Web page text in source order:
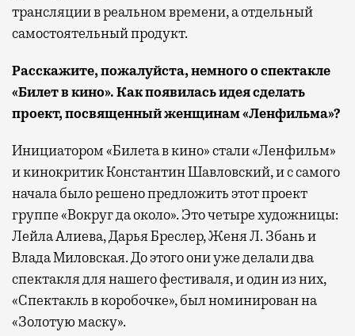
трансляции в реальном времени, а отдельный
самостоятельный продукт.
Расскажите, пожалуйста, немного о спектакле
«Билет в кино». Как появилась идея сделать
проект, посвященный женщинам «Ленфильма»?
Инициатором «Билета в кино» стали «Ленфильм»
и кинокритик Константин Шавловский, и с самого
начала было решено предложить этот проект
группе «Вокруг да около». Это четыре художницы:
Лейла Алиева, Дарья Бреслер, Женя Л. Збань и
Влада Миловская. До этого они уже делали два
спектакля для нашего фестиваля, и один из них,
«Спектакль в коробочке», был номинирован на
«Золотую маску».